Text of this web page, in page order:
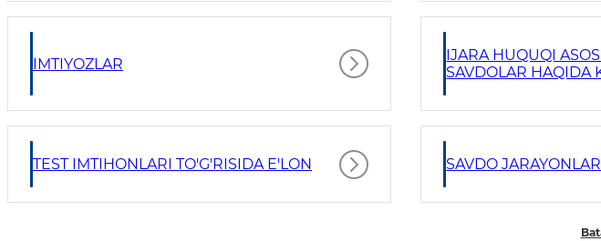
IMTIYOZLAR
IJARA HUQUQI
SAVDOLAR HAQIDA
TEST IMTIHONLARI TO'G'RISIDA E'LON SAVDO JARAYONLARI